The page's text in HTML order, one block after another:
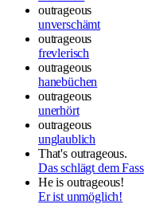
outrageous
unverschämt
outrageous
frevlerisch
outrageous
hanebüchen
outrageous
unerhört
outrageous
unglaublich
That's outrageous.
Das schlägt dem
He is outrageous!
Er ist unmöglich!